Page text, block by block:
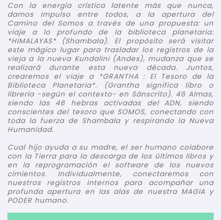
Con la energía crística latente más que nunca,
damos impulso entre todos, a la apertura del
Camino del Somos a través de una propuesta: un
viaje a lo profundo de la biblioteca planetaria:
*HIMALAYAS* (Shambala). El propósito será visitar
este mágico lugar para trasladar los registros de la
vieja a la nueva Kundalini (Andes), mudanza que se
realizará durante esta nueva década. Juntos,
crearemos el viaje a *GRANTHA : El Tesoro de la
Biblioteca Planetaria*. (Grantha significa libro o
librería -según el contexto- en Sánscrito). 46 Almas,
siendo las 46 hebras activadas del ADN, siendo
conscientes del tesoro que SOMOS, conectando con
toda la fuerza de Shambala y respirando la Nueva
Humanidad.
Cual hijo ayuda a su madre, el ser humano colabore
con la Tierra para la descarga de los últimos libros y
en la reprogramación el software de los nuevos
cimientos. Individualmente, conectaremos con
nuestros registros internos para acompañar una
profunda apertura en las alas de nuestra MAGIA y
PODER humano.